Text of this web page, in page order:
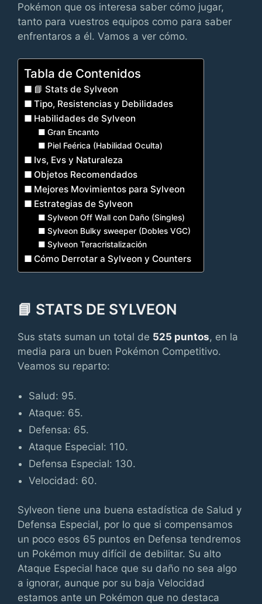
Pokémon que os interesa saber cómo jugar,
tanto para vuestros equipos como para saber
enfrentaros a él. Vamos a ver cómo.
Tabla de Contenidos
📘 Stats de Sylveon
Tipo, Resistencias y Debilidades
Habilidades de Sylveon
Gran Encanto
Piel Feérica (Habilidad Oculta)
Ivs, Evs y Naturaleza
Objetos Recomendados
Mejores Movimientos para Sylveon
Estrategias de Sylveon
Sylveon Off Wall con Daño (Singles)
Sylveon Bulky sweeper (Dobles VGC)
Sylveon Teracristalización
Cómo Derrotar a Sylveon y Counters
📘 STATS DE SYLVEON
Sus stats suman un total de 525 puntos, en la
media para un buen Pokémon Competitivo.
Veamos su reparto:
Salud: 95.
Ataque: 65.
Defensa: 65.
Ataque Especial: 110.
Defensa Especial: 130.
Velocidad: 60.
Sylveon tiene una buena estadística de Salud y
Defensa Especial, por lo que si compensamos
un poco esos 65 puntos en Defensa tendremos
un Pokémon muy difícil de debilitar. Su alto
Ataque Especial hace que su daño no sea algo
a ignorar, aunque por su baja Velocidad
estamos ante un Pokémon que no destaca